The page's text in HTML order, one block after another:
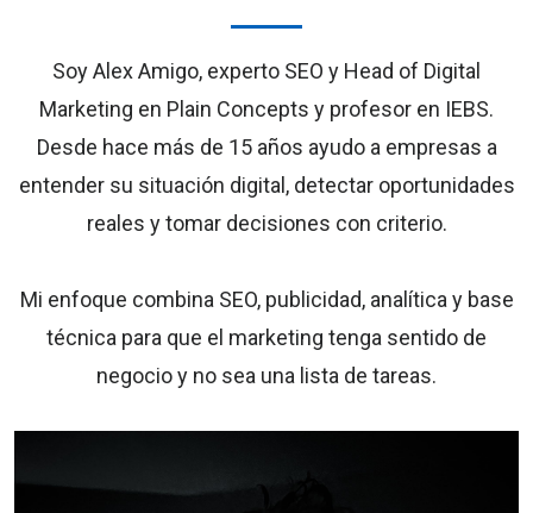
Soy Alex Amigo, experto SEO y Head of Digital
Marketing en Plain Concepts y profesor en IEBS.
Desde hace más de 15 años ayudo a empresas a
entender su situación digital, detectar oportunidades
reales y tomar decisiones con criterio.
Mi enfoque combina SEO, publicidad, analítica y base
técnica para que el marketing tenga sentido de
negocio y no sea una lista de tareas.